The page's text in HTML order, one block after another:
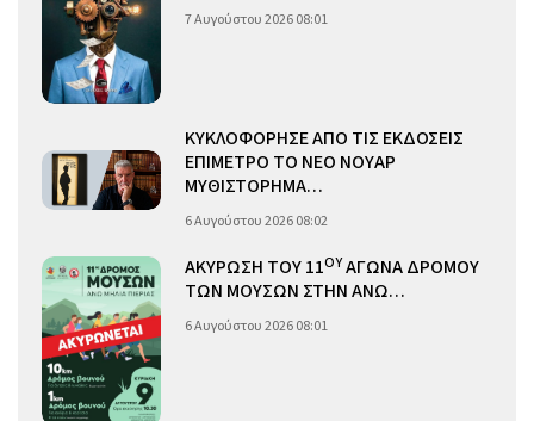
7 Αυγούστου 2026 08:01
ΚΥΚΛΟΦΟΡΗΣΕ ΑΠΟ ΤΙΣ ΕΚΔΟΣΕΙΣ
ΕΠΙΜΕΤΡΟ ΤΟ ΝΕΟ ΝΟΥΑΡ
ΜΥΘΙΣΤΟΡΗΜΑ…
6 Αυγούστου 2026 08:02
ΑΚΥΡΩΣΗ ΤΟΥ 11ΟΥΑΓΩΝΑ ΔΡΟΜΟΥ
ΤΩΝ ΜΟΥΣΩΝ ΣΤΗΝ ΑΝΩ…
6 Αυγούστου 2026 08:01